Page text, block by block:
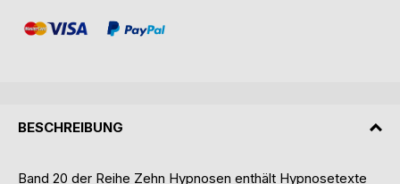
BESCHREIBUNG
Band 20 der Reihe Zehn Hypnosen enthält Hypnosetexte